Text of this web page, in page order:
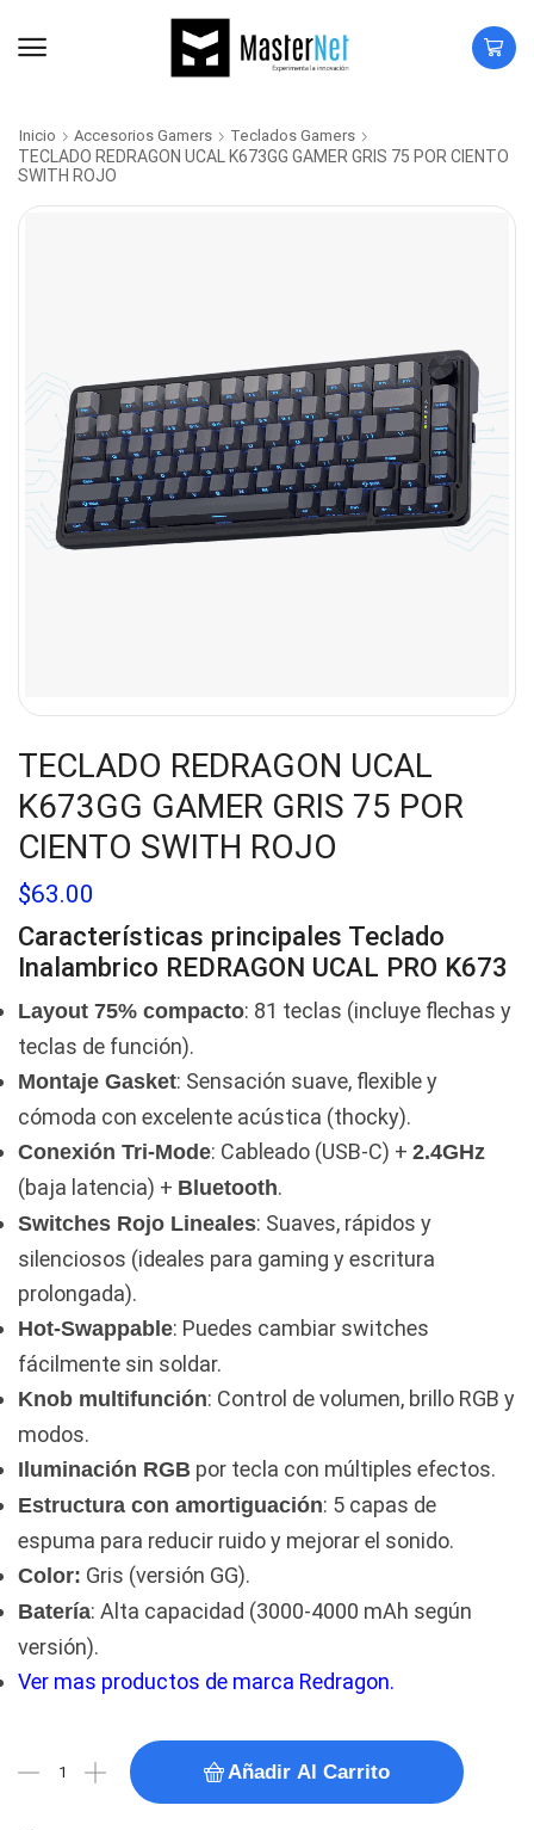
Inicio Accesorios Gamers Teclados Gamers
TECLADO REDRAGON UCAL K673GG GAMER GRIS 75 POR CIENTO
SWITH ROJO
TECLADO REDRAGON UCAL
K673GG GAMER GRIS 75 POR
CIENTO SWITH ROJO
$63.00
Características principales Teclado
Inalambrico REDRAGON UCAL PRO K673
Layout 75% compacto: 81 teclas (incluye flechas y
teclas de función).
Montaje Gasket: Sensación suave, flexible y
cómoda con excelente acústica (thocky).
Conexión Tri-Mode: Cableado (USB-C) + 2.4GHz
(baja latencia) + Bluetooth.
Switches Rojo Lineales: Suaves, rápidos y
silenciosos (ideales para gaming y escritura
prolongada).
Hot-Swappable: Puedes cambiar switches
fácilmente sin soldar.
Knob multifunción: Control de volumen, brillo RGB y
modos.
Iluminación RGB por tecla con múltiples efectos.
Estructura con amortiguación: 5 capas de
espuma para reducir ruido y mejorar el sonido.
Color: Gris (versión GG).
Batería: Alta capacidad (3000-4000 mAh según
versión).
Ver mas productos de marca Redragon.
Añadir Al Carrito